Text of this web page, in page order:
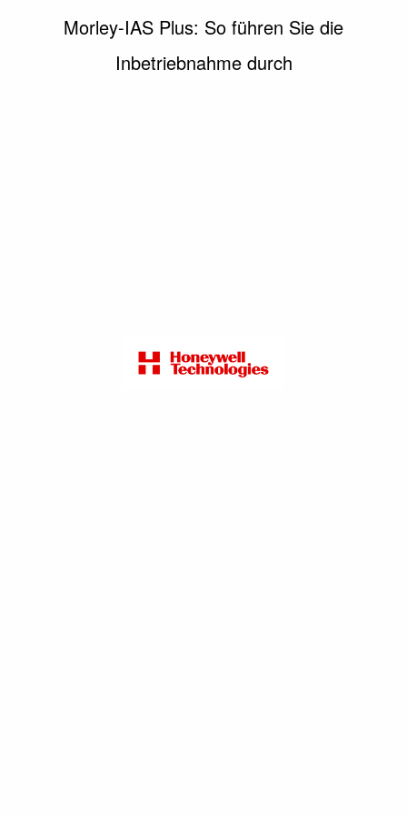
Morley-IAS Plus: So führen Sie die
Inbetriebnahme durch